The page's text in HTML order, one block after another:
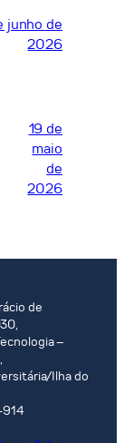
junho de
2026
19 de
maio
de
2026
de
–
Ilha do
914